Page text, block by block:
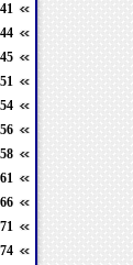
041
044
045
051
054 سیستان
056
058
061
066
071
074 کهگیلویه